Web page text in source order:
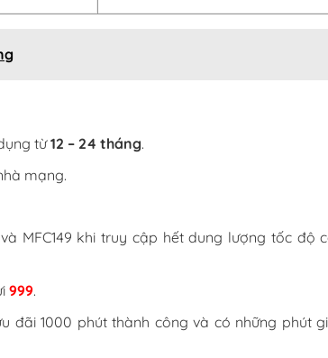
từ12 – 24 tháng.
mạng.
MFC149 khi truy cập hết dung lượng tốc độ
999.
đãi 1000 phút thành công và có những phút